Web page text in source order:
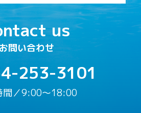
us
お問い合わせ
253-3101
間／9:00〜18:00